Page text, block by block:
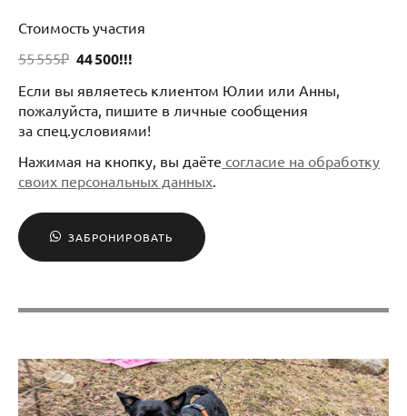
Стоимость участия
55 555₽ 44 500!!!
Если вы являетесь клиентом Юлии или Анны,
пожалуйста, пишите в личные сообщения
за спец.условиями!
Нажимая на кнопку, вы даёте согласие на обработку
своих персональных данных
ЗАБРОНИРОВАТЬ